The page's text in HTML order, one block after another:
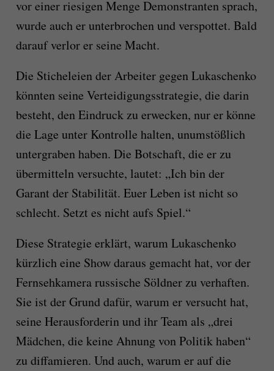
vor einer riesigen Menge Demonstranten sprach,
wurde auch er unterbrochen und verspottet. Bald
darauf verlor er seine Macht.
Die Sticheleien der Arbeiter gegen Lukaschenko
könnten seine Verteidigungsstrategie, die darin
besteht, den Eindruck zu erwecken, nur er könne
die Lage unter Kontrolle halten, unumstößlich
untergraben haben. Die Botschaft, die er zu
übermitteln versuchte, lautet: „Ich bin der
Garant der Stabilität. Euer Leben ist nicht so
schlecht. Setzt es nicht aufs Spiel.“
Diese Strategie erklärt, warum Lukaschenko
kürzlich eine Show daraus gemacht hat, vor der
Fernsehkamera russische Söldner zu verhaften.
Sie ist der Grund dafür, warum er versucht hat,
seine Herausforderin und ihr Team als „drei
Mädchen, die keine Ahnung von Politik haben“
zu diffamieren. Und auch, warum er auf die